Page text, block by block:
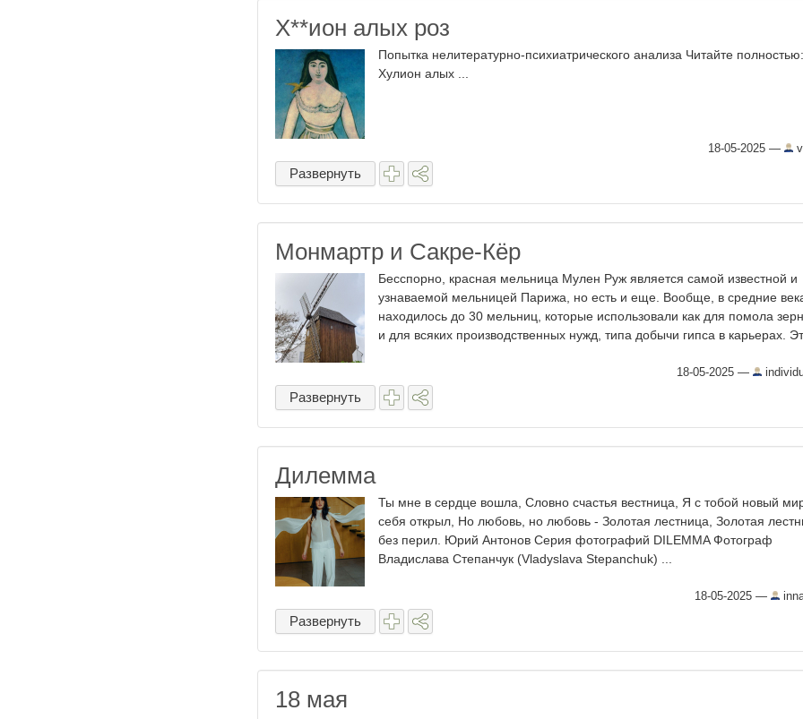
Х​**ион алых роз
Попытка нелитературно-психиатрического анализа Читайте полностью:
Хулион алых ...
18-05-2025 —
Развернуть
Монмартр и Сакре-Кёр
Бесспорно, красная мельница Мулен Руж является самой известной и
узнаваемой мельницей Парижа, но есть и еще. Вообще, в средние
находилось до 30 мельниц, которые использовали как для помола
и для всяких производственных нужд, типа добычи гипса в карьерах.
18-05-2025 —
Развернуть
Дилемма
Ты мне в сердце вошла, Словно счастья вестница, Я с тобой новый
себя открыл, Но любовь, но любовь - Золотая лестница, Золотая
без перил. Юрий Антонов Серия фотографий DILEMMA Фотограф
Владислава Степанчук (Vladyslava Stepanchuk) ...
18-05-2025 —
Развернуть
18 мая